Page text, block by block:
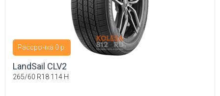
Рассрочка 0 р.
LandSail CLV2
265/60 R18 114 H